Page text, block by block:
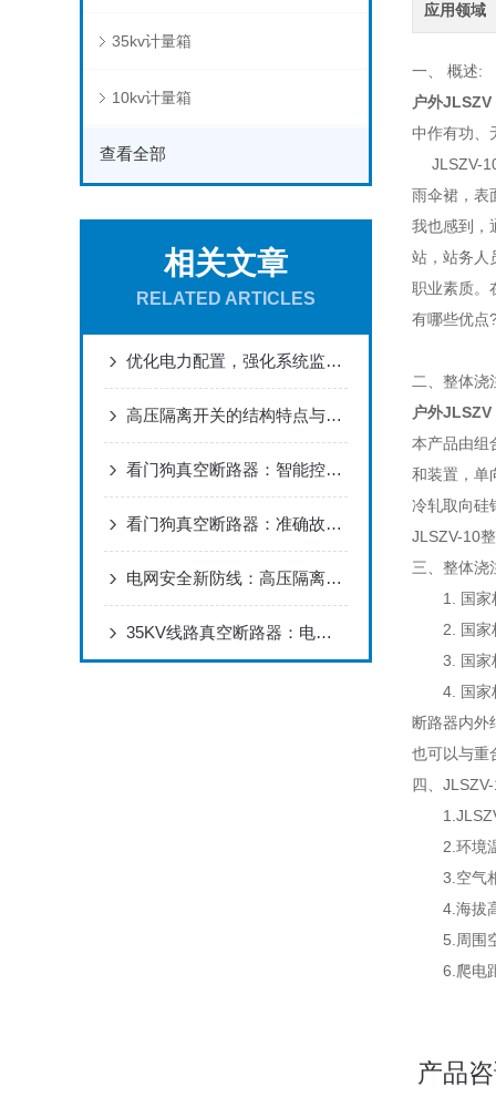
35kv计量箱
10kv计量箱
查看全部
相关文章
RELATED ARTICLES
优化电力配置，强化系统监测：35KV组合式互感器在智能电网建设中的应用
高压隔离开关的结构特点与电力检修安全应用
看门狗真空断路器：智能控制，开启配电自动化新时代
看门狗真空断路器：准确故障切除，保障供电安全
电网安全新防线：高压隔离开关的智能隔离艺术
35KV线路真空断路器：电力系统的安全守护者
应用领域
一、 概述:
户外
中作有功、
JLSZV-10
雨伞裙，表
我也感到，
站，站务人
职业素质。
有哪些优点
二、整体浇
户外
本产品由组
和装置，单
冷轧取向硅
JLSZV-10
三、整体浇
1. 国家
2. 国家
3. 国家标
4. 国家标
断路器内外
也可以与重
四、
1.JLSZV-
2.环境温
3.空气相
4.海拔高
5.周围空
6.爬电距
产品